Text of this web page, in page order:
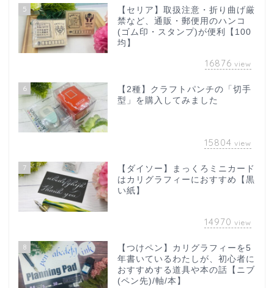
5
【セリア】取扱注意・折り曲げ厳
禁など、通販・郵便用のハンコ
(ゴム印・スタンプ)が便利【100
均】
16876 view
6
【2種】クラフトパンチの「切手
型」を購入してみました
15804 view
7
【ダイソー】まっくろミニカード
はカリグラフィーにおすすめ【黒
い紙】
14970 view
8
【つけペン】カリグラフィーを5
年書いているわたしが、初心者に
おすすめする道具や本の話【ニブ
(ペン先)/軸/本】